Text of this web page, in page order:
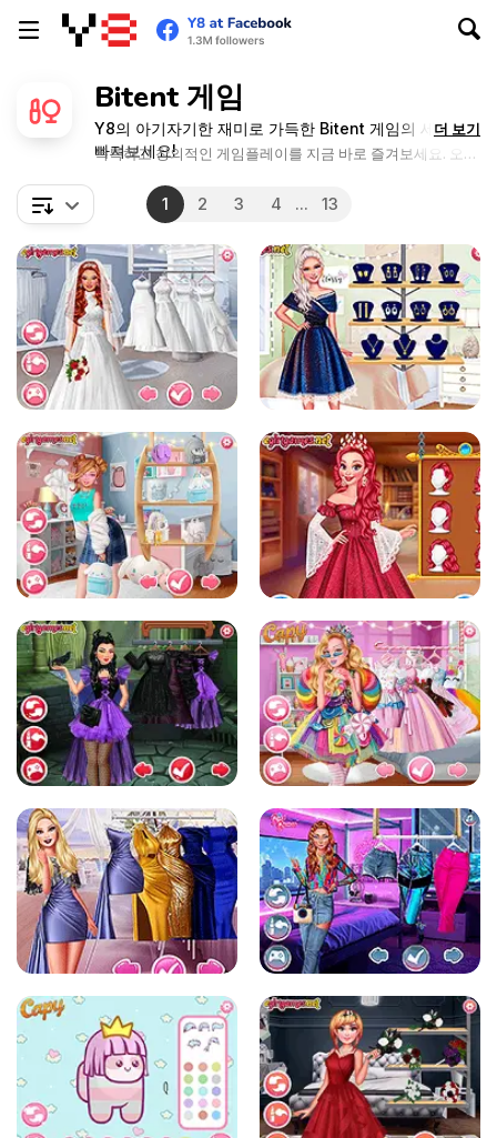
Bitent 게임
Y8의 아기자기한 재미로 가득한 Bitent 게임의 세상에
빠져보세요!
독특하고 창의적인 게임플레이를 지금 바로 즐겨보세요. 오늘
더 보기
1 2 3 4 ... 13